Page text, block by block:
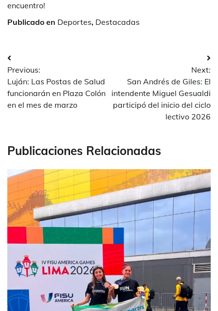
encuentro!
Publicado en Deportes, Destacadas
Navegación
de
entradas
Previous:
Luján: Las Postas de Salud
funcionarán en Plaza Colón
en el mes de marzo
Next:
San Andrés de Giles: El
intendente Miguel Gesualdi
participó del inicio del ciclo
lectivo 2026
Publicaciones Relacionadas